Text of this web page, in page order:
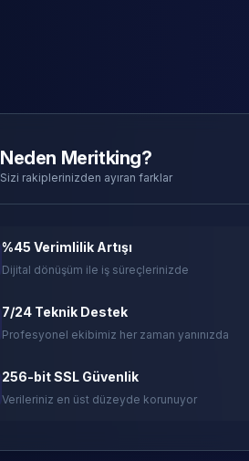
Neden Meritking?
Sizi rakiplerinizden ayıran farklar
%45 Verimlilik Artışı
Dijital dönüşüm ile iş süreçlerinizde
7/24 Teknik Destek
Profesyonel ekibimiz her zaman yanınızda
256-bit SSL Güvenlik
Verileriniz en üst düzeyde korunuyor